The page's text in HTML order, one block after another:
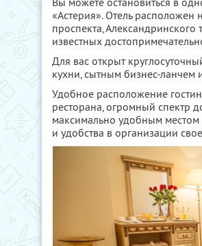
«Астерия». Отель
проспекта, Александринского
известных
Для вас открыт
кухни, сытным бизнес-
Удобное расположение
ресторана, огромный спектр
максимально удобным
и удобства в организации